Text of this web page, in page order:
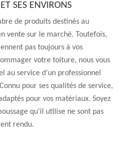
SES ENVIRONS
de produits destinés au
vente sur le marché. Toutefois,
pas toujours à vos
votre toiture, nous vous
au service d’un professionnel
pour ses qualités de service,
pour vos matériaux. Soyez
qu’il utilise ne sont pas
rendu.